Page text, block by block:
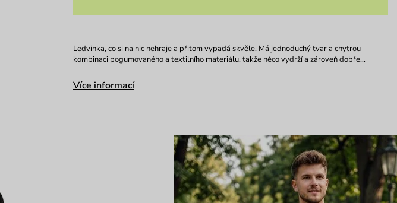
Ledvinka, co si na nic nehraje a přitom vypadá skvěle. Má jednoduchý tvar a chytrou
kombinaci pogumovaného a textilního materiálu, takže něco vydrží a zároveň dobře…
Více informací